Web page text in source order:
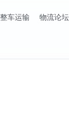
整车运输 物流论坛